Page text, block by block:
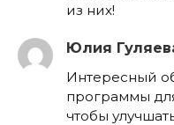
из них!
Юлия
Интересный
программы
чтобы